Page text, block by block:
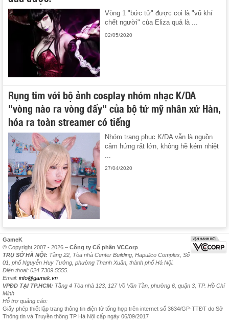
Vòng 1 "bức tử" được coi là "vũ khí
chết người" của Eliza quả là ...
02/05/2020
Rụng tim với bộ ảnh cosplay nhóm nhạc K/DA
"vòng nào ra vòng đấy" của bộ tứ mỹ nhân xứ Hàn,
hóa ra toàn streamer có tiếng
Nhóm trang phục K/DA vẫn là nguồn
cảm hứng rất lớn, không hề kém nhiệt
...
27/04/2020
GameK
© Copyright 2007 - 2026 – Công ty Cổ phần VCCorp
TRỤ SỞ HÀ NỘI: Tầng 22, Tòa nhà Center Building, Hapulico Complex, Số
01, phố Nguyễn Huy Tưởng, phường Thanh Xuân, thành phố Hà Nội.
Điện thoại: 024 7309 5555.
Email: info@gamek.vn
VPĐD TẠI TP.HCM: Tầng 4 Tòa nhà 123, 127 Võ Văn Tần, phường 6, quận 3, TP. Hồ Chí
Minh
Hỗ trợ quảng cáo:
Giấy phép thiết lập trang thông tin điện tử tổng hợp trên internet số 3634/GP-TTĐT do Sở
Thông tin và Truyền thông TP Hà Nội cấp ngày 06/09/2017